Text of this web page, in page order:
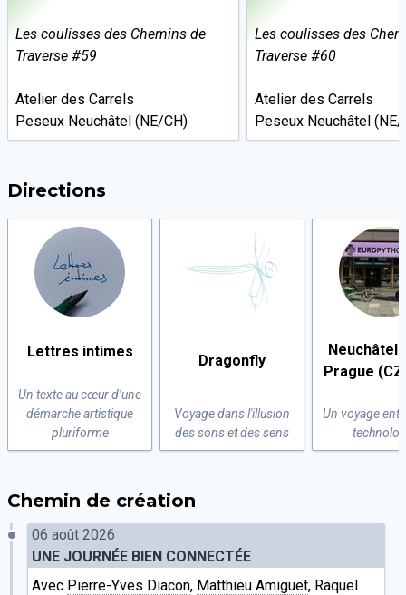
Les coulisses des Chemins de
Traverse #59
Atelier des Carrels
Peseux Neuchâtel (NE/CH)
Les coulisses des
Traverse #60
Atelier des Carrels
Peseux Neuchâtel (NE/
Directions
Lettres intimes
Un texte au cœur d’une
démarche artistique
pluriforme
Dragonfly
Voyage dans l'illusion
des sons et des sens
Neuchâtel
Prague
Un voyage
Chemin de création
06 août 2026
UNE JOURNÉE BIEN CONNECTÉE
Avec Pierre-Yves Diacon, Matthieu Amiguet, Raquel